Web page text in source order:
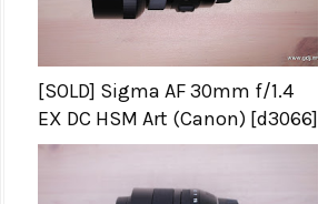
[SOLD] Sigma AF 30mm f/1.4
EX DC HSM Art (Canon) [d3066]